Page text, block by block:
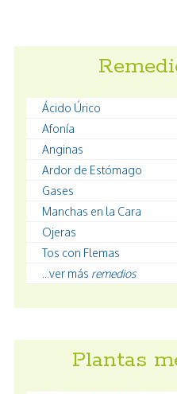
Ácido Úrico
Afonía
Anginas
Ardor de Estómago
Gases
Manchas en la Cara
Ojeras
Tos con Flemas
...ver más remedios
Plantas